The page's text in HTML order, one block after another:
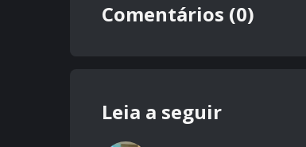
Comentários (0)
Leia a seguir